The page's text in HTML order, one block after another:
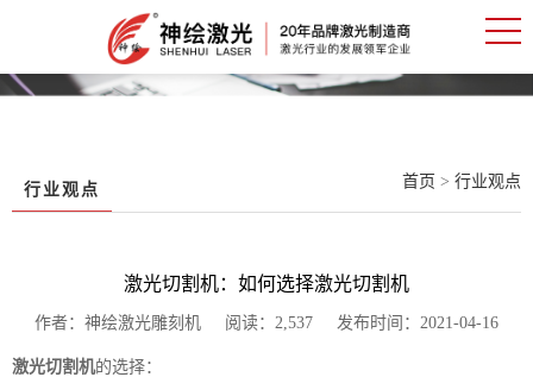
行业观点 首页 > 行业观点
激光切割机：如何选择激光切割机
作者：神绘激光雕刻机 阅读：2,537 发布时间：2021-04-16
激光切割机的选择：